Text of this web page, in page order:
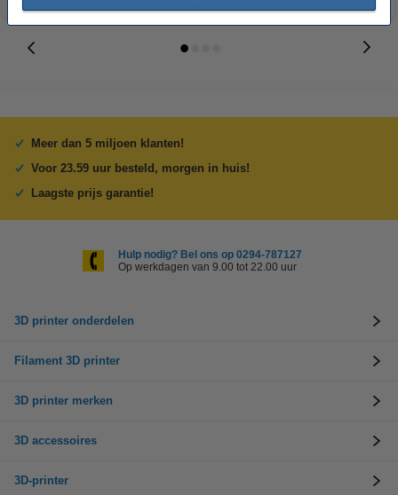
Meer dan 5 miljoen klanten!
Voor 23.59 uur besteld, morgen in huis!
Laagste prijs garantie!
Hulp nodig? Bel ons op 0294-787127
Op werkdagen van 9.00 tot 22.00 uur
3D printer onderdelen
Filament 3D printer
3D printer merken
3D accessoires
3D-printer